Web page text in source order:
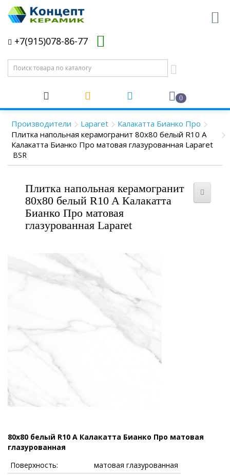
+7(915)078-86-77
0
Производители Laparet
Калакатта Бианко Про
Плитка напольная керамогранит 80x80 белый R10 A
Калакатта Бианко Про матовая глазурованная Laparet
BSR
Плитка напольная керамогранит
80x80 белый R10 A Калакатта
Бианко Про матовая
глазурованная Laparet
80x80 белый R10 A Калакатта Бианко Про матовая
глазурованная
Поверхность:
матовая глазурованная